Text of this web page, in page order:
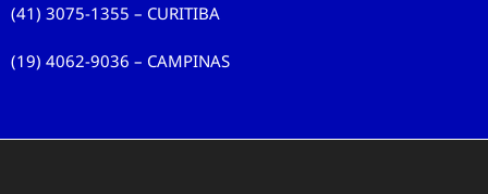
(41) 3075-1355 – CURITIBA
(19) 4062-9036 – CAMPINAS